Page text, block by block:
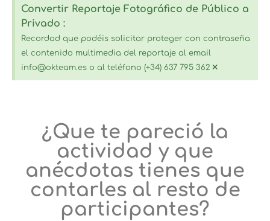
Convertir Reportaje Fotográfico de Público a
Privado :
Recordad que podéis solicitar proteger con contraseña
el contenido multimedia del reportaje al email
info@okteam.es o al teléfono (+34) 637 795 362 ×
¿Que te pareció la
actividad y que
anécdotas tienes que
contarles al resto de
participantes?